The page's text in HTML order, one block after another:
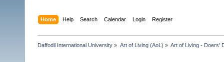
Home Help Search Calendar Login Register
Daffodil International University » Art of Living (AoL) » Art of Living - Doers'